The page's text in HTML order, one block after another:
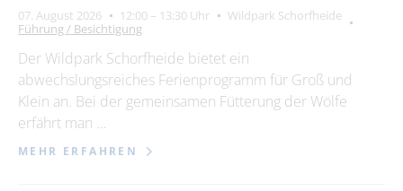
07. August 2026 12:00 – 13:30 Uhr
Wildpark Schorfheide
Führung / Besichtigung
Der Wildpark Schorfheide bietet ein
abwechslungsreiches Ferienprogramm für Groß und
Klein an. Bei der gemeinsamen Fütterung der Wölfe
erfährt man …
MEHR ERFAHREN